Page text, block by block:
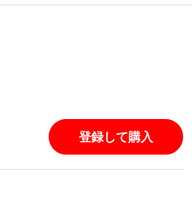
逅こそ、番狂わせの狼煙であ
、開帳!!
登録して購入